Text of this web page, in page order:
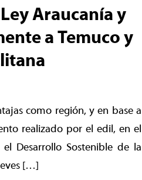
Araucanía y
a Temuco y
como región, y en base a
realizado por el edil, en el
Desarrollo Sostenible de la
[…]